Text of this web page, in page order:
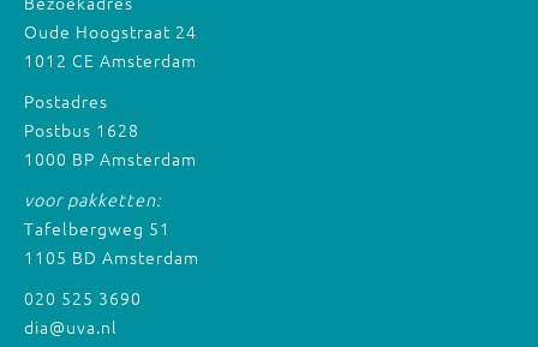
Oude Hoogstraat 24
1012 CE Amsterdam
Postadres
Postbus 1628
1000 BP Amsterdam
voor pakketten:
Tafelbergweg 51
1105 BD Amsterdam
020 525 3690
dia@uva.nl